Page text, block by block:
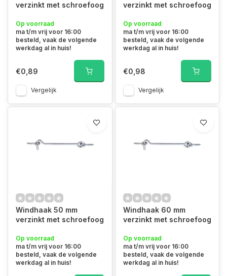
verzinkt met schroefoog
Op voorraad
ma t/m vrij voor 16:00
besteld, vaak de volgende
werkdag al in huis!
€0,89
Vergelijk
verzinkt met schroefoog
Op voorraad
ma t/m vrij voor 16:00
besteld, vaak de volgende
werkdag al in huis!
€0,98
Vergelijk
Windhaak 50 mm
verzinkt met schroefoog
Op voorraad
ma t/m vrij voor 16:00
besteld, vaak de volgende
werkdag al in huis!
Windhaak 60 mm
verzinkt met schroefoog
Op voorraad
ma t/m vrij voor 16:00
besteld, vaak de volgende
werkdag al in huis!